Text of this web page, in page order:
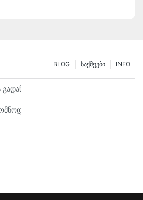
INFO
Საქმეები
BLOG
Მომავალი:
Სწორი Პარტნიორის